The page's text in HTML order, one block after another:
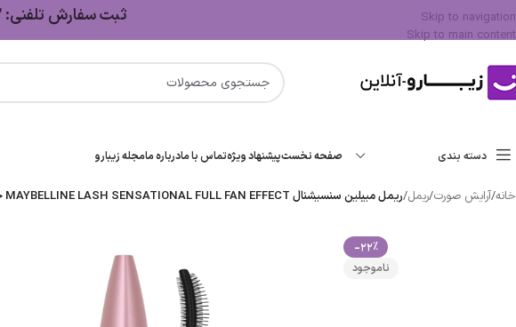
Skip to navigation
Skip to main content
ثبت سفارش تلفنی: 02191010242 (ساعات اداری)
دسته بندی صفحه نخستپیشنهاد ویژهتماس با مادرباره مامجله زیبارو
خانه/آرایش صورت/ریمل/ریمل میبلین سنسیشنال MAYBELLINE LASH SENSATIONAL FULL FAN EFFECT حجم9.5ml اصل
-22%
ناموجود